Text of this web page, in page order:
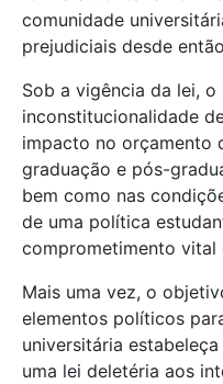
comunidade
prejudiciais desde
Sob a vigência da lei,
inconstitucionalidade
impacto no orçamento
graduação e pós-
bem como nas
de uma política
comprometimento vital
Mais uma vez, o
elementos políticos
universitária
uma lei deletéria aos